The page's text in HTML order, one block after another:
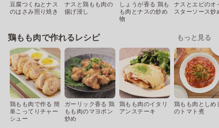
豆腐つくねとナス
のはさみ照り焼き
ナスと鶏もも肉の
揚げ浸し
しょうが香る 鶏も
も肉とナスの炒め
物
ナスとエビのオ
スターソース炒
鶏もも肉で作れるレシピ もっと見る
鶏もも肉で作る 簡
単こってりチャー
シュー
ガーリック香る 鶏
もも肉のマヨポン
炒め
鶏もも肉のイタリ
アンステーキ
鶏もも肉としめ
のトマト煮